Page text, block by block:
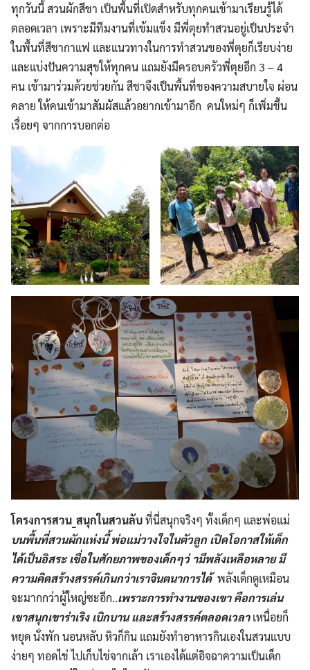
ทุกวันนี้ สวนผักสีชา เป็นพื้นที่เปิดสำหรับทุกคนเข้ามาเรียนรู้ได้
ตลอดเวลา เพราะมีทีมงานที่เข้มแข็ง มีพี่ตุยทำสวนอยู่เป็นประจำ
ในพื้นที่สีชากาแฟ และแนวทางในการทำสวนของพี่ตุยก็เรียบง่าย
และแบ่งปันความสุขให้ทุกคน แถมยังมีครอบครัวพี่ตุยอีก 3 – 4
คน เข้ามาร่วมด้วยช่วยกัน สีชาจึงเป็นพื้นที่ของความสบายใจ ผ่อน
คลาย ให้คนเข้ามาสัมผัสแล้วอยากเข้ามาอีก​ คนใหม่ๆ ก็เพิ่มขึ้น
เรื่อยๆ จากการบอกต่อ
โครงการสวน_สนุกในสวนลับที่นี่สนุกจริงๆ ทั้งเด็กๆ และพ่อแม่
บนพื้นที่สวนผักแห่งนี้ พ่อแม่วางใจในตัวลูก เปิดโอกาสให้เด็ก
ได้เป็นอิสระ เชื่อในศักยภาพของเด็กๆว่ ามีพลังเหลือหลาย มี
ความคิดสร้างสรรค์เกินกว่าเราจินตนาการได้พลังเด็กดูเหมือน
จะมากกว่าผู้ใหญ่ซะอีก..เพราะการทำงานของเขา คือการเล่น
เขาสนุกเขาร่าเริง เบิกบาน และสร้างสรรค์ตลอดเวลาเหนื่อยก็
หยุด นั่งพัก นอนหลับ หิวก็กิน แถมยังทำอาหารกินเองในสวนแบบ
ง่ายๆ ทอดไข่ ไปเก็บไข่จากเล้า เราเองได้แต่อิจฉาความเป็นเด็ก